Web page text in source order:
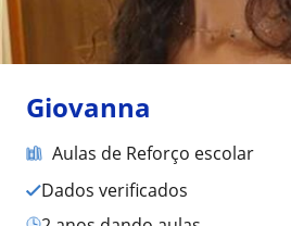
Giovanna
Aulas de Reforço escolar
Dados verificados